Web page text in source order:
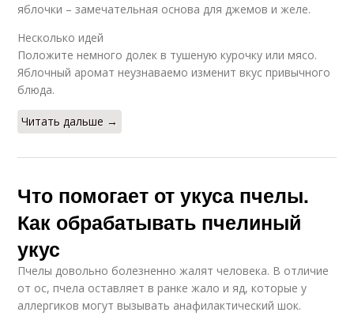
яблочки – замечательная основа для джемов и желе.
Несколько идей
Положите немного долек в тушеную курочку или мясо.
Яблочный аромат неузнаваемо изменит вкус привычного
блюда.
Читать дальше →
Что помогает от укуса пчелы.
Как обрабатывать пчелиный
укус
Пчелы довольно болезненно жалят человека. В отличие
от ос, пчела оставляет в ранке жало и яд, которые у
аллергиков могут вызывать анафилактический шок.